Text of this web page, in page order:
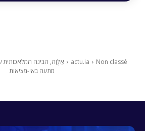
actu.ia Non classé
מתעה באי-מציאות